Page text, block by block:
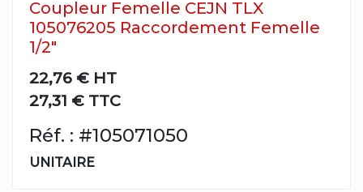
Coupleur Femelle CEJN TLX
105076205 Raccordement Femelle
1/2"
22,76 € HT
27,31 € TTC
Réf. : #105071050
UNITAIRE